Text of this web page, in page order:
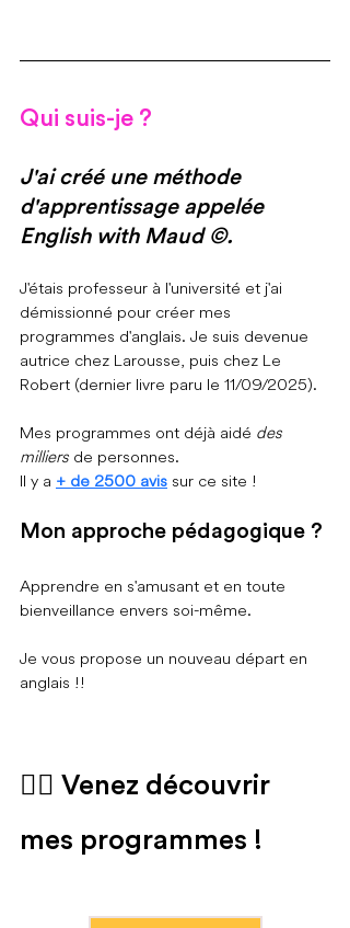
Qui suis-je ?
J'ai créé une méthode
d'apprentissage appelée
English with Maud ©.
J'étais professeur à l'université et j'ai
démissionné pour créer mes
programmes d'anglais. Je suis devenue
autrice chez Larousse, puis chez Le
Robert (dernier livre paru le 11/09/2025).
Mes programmes ont déjà aidé des
milliers de personnes.
Il y a + de 2500 avis sur ce site !
Mon approche pédagogique ?
Apprendre en s'amusant et en toute
bienveillance envers soi-même.
Je vous propose un nouveau départ en
anglais !!
💂‍♂️ Venez découvrir
mes programmes !